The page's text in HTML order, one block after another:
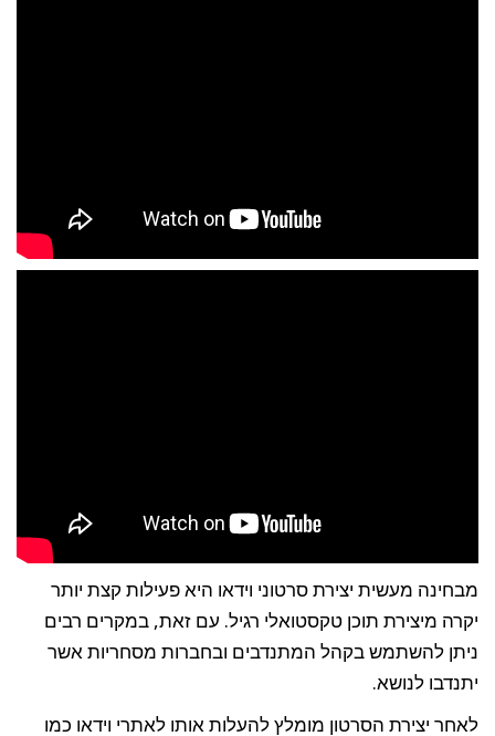
מבחינה מעשית יצירת סרטוני וידאו היא פעילות קצת יותר
יקרה מיצירת תוכן טקסטואלי רגיל. עם זאת, במקרים רבים
ניתן להשתמש בקהל המתנדבים ובחברות מסחריות אשר
יתנדבו לנושא.
לאחר יצירת הסרטון מומלץ להעלות אותו לאתרי וידאו כמו